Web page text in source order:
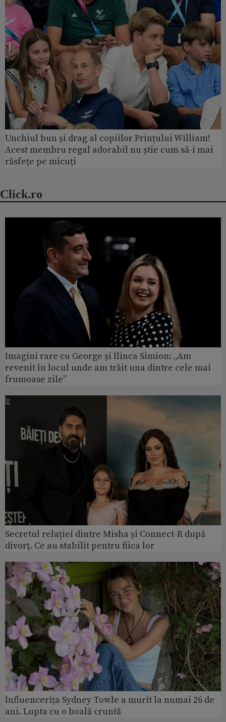
Unchiul bun și drag al copiilor Prințului William!
Acest membru regal adorabil nu știe cum să-i mai
răsfețe pe micuți
Click.ro
Imagini rare cu George și Ilinca Simion: „Am
revenit în locul unde am trăit una dintre cele mai
frumoase zile”
Secretul relației dintre Misha și Connect-R după
divorț. Ce au stabilit pentru fiica lor
Influencerița Sydney Towle a murit la numai 26 de
ani. Lupta cu o boală cruntă